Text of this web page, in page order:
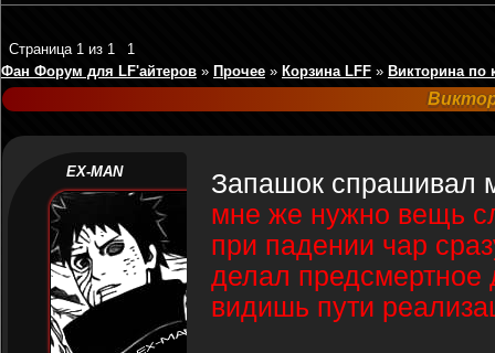
Страница 1 из 1
1
Фан Форум для LF'айтеров » Прочее » Корзина LFF » Викторина по
EX-MAN
Запашок спрашивал
мне же нужно вещь
при падении чар
делал предсмертное
видишь пути